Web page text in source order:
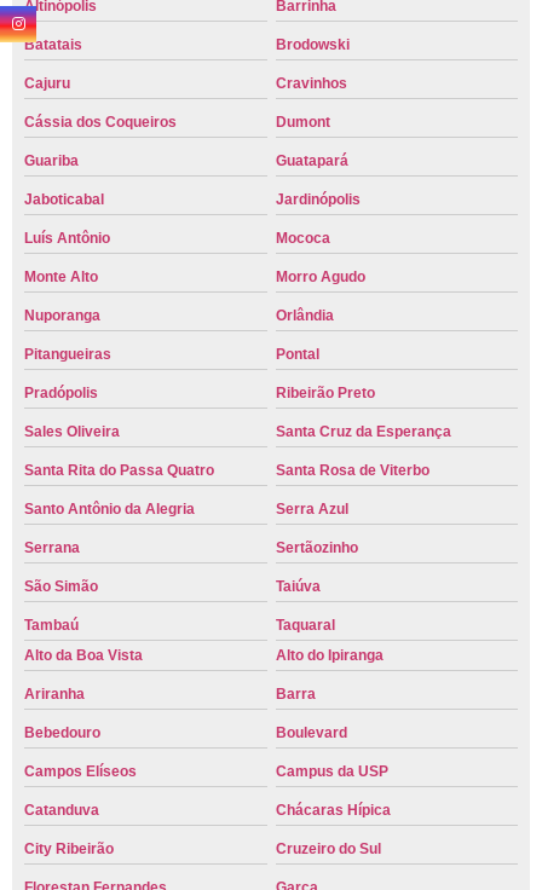
Altinópolis Barrinha
Batatais Brodowski
Cajuru Cravinhos
Cássia dos Coqueiros Dumont
Guariba Guatapará
Jaboticabal Jardinópolis
Luís Antônio Mococa
Monte Alto Morro Agudo
Nuporanga Orlândia
Pitangueiras Pontal
Pradópolis Ribeirão Preto
Sales Oliveira Santa Cruz da Esperança
Santa Rita do Passa Quatro Santa Rosa de Viterbo
Santo Antônio da Alegria Serra Azul
Serrana Sertãozinho
São Simão Taiúva
Tambaú
Taquaral
Alto da Boa Vista
Alto do Ipiranga
Ariranha Barra
Bebedouro Boulevard
Campos Elíseos Campus da USP
Catanduva Chácaras Hípica
City Ribeirão Cruzeiro do Sul